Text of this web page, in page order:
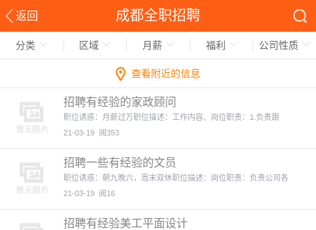
返回 成都全职招聘
分类 区域 月薪 福利 公司性质
查看附近的信息
招聘有经验的家政顾问
职位诱惑：月薪过万职位描述：工作内容、岗位职责：1.负责跟
21-03-19 阅353
招聘一些有经验的文员
职位诱惑：朝九晚六，周末双休职位描述：岗位职责：负责公司各
21-03-19 阅16
招聘有经验美工平面设计